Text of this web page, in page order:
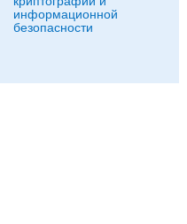
информационной
безопасности